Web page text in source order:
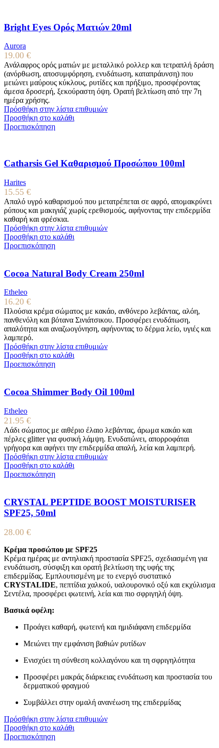
Bright Eyes Ορός Ματιών 20ml
Aurora
19.00 €
Ανάλαφρος ορός ματιών με μεταλλικό ρολλερ και τετραπλή δράση
(ανόρθωση, αποσυμφόρηση, ενυδάτωση, καταπράυνση) που
μειώνει μαύρους κύκλους, ρυτίδες και πρήξιμο, προσφέροντας
άμεσα δροσερή, ξεκούραστη όψη. Ορατή βελτίωση από την 7η
ημέρα χρήσης.
Πρόσθήκη στην λίστα επιθυμιών
Προσθήκη στο καλάθι
Προεπισκόπηση
Catharsis Gel Καθαρισμού Προσώπου 100ml
Harites
15.55 €
Απαλό υγρό καθαρισμού που μετατρέπεται σε αφρό, απομακρύνει
ρύπους και μακιγιάζ χωρίς ερεθισμούς, αφήνοντας την επιδερμίδα
καθαρή και φρέσκια.
Πρόσθήκη στην λίστα επιθυμιών
Προσθήκη στο καλάθι
Προεπισκόπηση
Cocoa Natural Body Cream 250ml
Etheleo
16.20 €
Πλούσια κρέμα σώματος με κακάο, ανθόνερο λεβάντας, αλόη,
πανθενόλη και βότανα Σινιάτσικου. Προσφέρει ενυδάτωση,
απαλότητα και αναζωογόνηση, αφήνοντας το δέρμα λείο, υγιές και
λαμπερό.
Πρόσθήκη στην λίστα επιθυμιών
Προσθήκη στο καλάθι
Προεπισκόπηση
Cocoa Shimmer Body Oil 100ml
Etheleo
21.95 €
Λάδι σώματος με αιθέριο έλαιο λεβάντας, άρωμα κακάο και
πέρλες glitter για φυσική λάμψη. Ενυδατώνει, απορροφάται
γρήγορα και αφήνει την επιδερμίδα απαλή, λεία και λαμπερή.
Πρόσθήκη στην λίστα επιθυμιών
Προσθήκη στο καλάθι
Προεπισκόπηση
CRYSTAL PEPTIDE BOOST MOISTURISER
SPF25, 50ml
28.00 €
Κρέμα προσώπου με SPF25
Κρέμα ημέρας με αντηλιακή προστασία SPF25, σχεδιασμένη για
ενυδάτωση, σύσφιξη και ορατή βελτίωση της υφής της
επιδερμίδας. Εμπλουτισμένη με το ενεργό συστατικό
CRYSTALIDE, πεπτίδια χαλκού, υαλουρονικό οξύ και εκχύλισμα
Σεντέλα, προσφέρει φωτεινή, λεία και πιο σφριγηλή όψη.
Βασικά οφέλη:
Προάγει καθαρή, φωτεινή και ημιδιάφανη επιδερμίδα
Μειώνει την εμφάνιση βαθιών ρυτίδων
Ενισχύει τη σύνθεση κολλαγόνου και τη σφριγηλότητα
Προσφέρει μακράς διάρκειας ενυδάτωση και προστασία του
δερματικού φραγμού
Συμβάλλει στην ομαλή ανανέωση της επιδερμίδας
Πρόσθήκη στην λίστα επιθυμιών
Προσθήκη στο καλάθι
Προεπισκόπηση